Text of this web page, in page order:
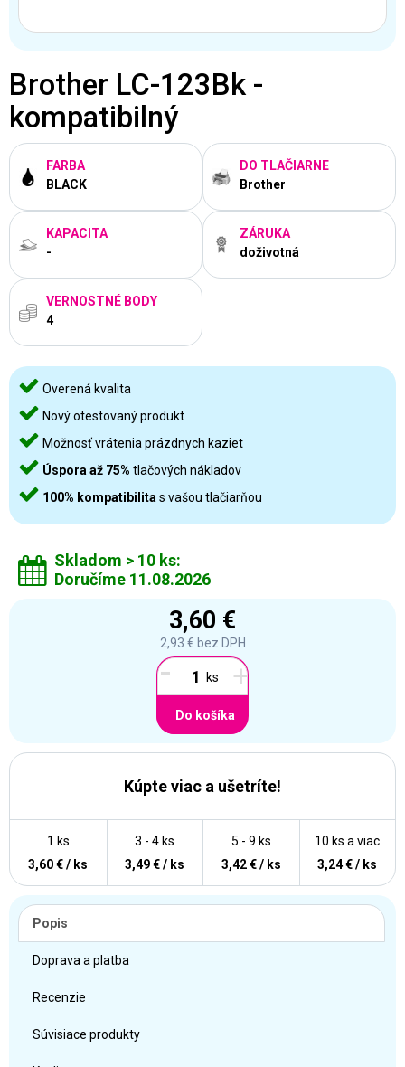
Brother LC-123Bk -
kompatibilný
FARBA
BLACK
DO TLAČIARNE
Brother
KAPACITA
-
ZÁRUKA
doživotná
VERNOSTNÉ BODY
4
Overená kvalita
Nový otestovaný produkt
Možnosť vrátenia prázdnych kaziet
Úspora až 75% tlačových nákladov
100% kompatibilita s vašou tlačiarňou
Skladom > 10 ks:
Doručíme 11.08.2026
3,60 €
2,93 € bez DPH
- +
Do košíka
Kúpte viac a ušetríte!
10 ks a viac
3,24 € / ks
5 - 9 ks
3,42 € / ks
3 - 4 ks
3,49 € / ks
1 ks
3,60 € / ks
Popis
Doprava a platba
Recenzie
Súvisiace produkty